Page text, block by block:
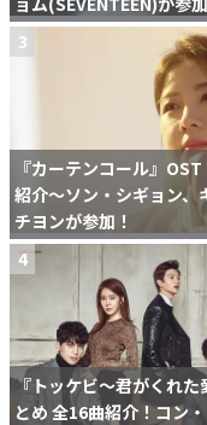
3
『カーテンコール』
紹介〜ソン・シギョン、
チヨンが参加！
4
『トッケビ〜君がくれ
とめ 全16曲紹介！コン